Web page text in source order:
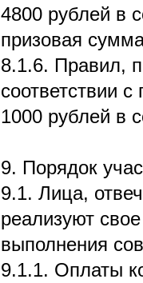
4800 рублей в
призовая
8.1.6. Правил,
соответствии
1000 рублей в
9. Порядок
9.1. Лица,
реализуют
выполнения
9.1.1. Оплаты